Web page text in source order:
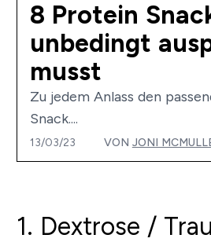
8 Protein
unbedingt
musst
Zu jedem Anlass den
Snack....
13/03/23 VON JONI
1. Dextrose /